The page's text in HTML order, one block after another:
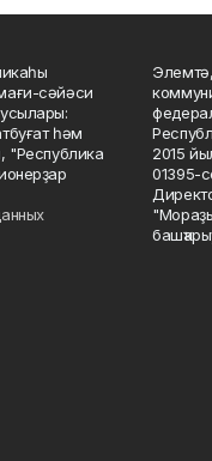
сәйәси
һәм
"Республика
2015
01395-